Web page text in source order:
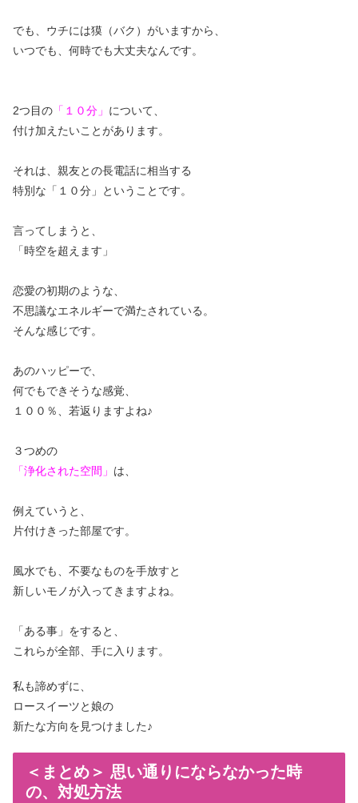
でも、ウチには獏（バク）がいますから、
いつでも、何時でも大丈夫なんです。
2つ目の 「１０分」 について、
付け加えたいことがあります。
それは、親友との長電話に相当する
特別な「１０分」ということです。
言ってしまうと、
「時空を超えます」
恋愛の初期のような、
不思議なエネルギーで満たされている。
そんな感じです。
あのハッピーで、
何でもできそうな感覚、
１００％、若返りますよね♪
３つめの
「浄化された空間」 は、
例えていうと、
片付けきった部屋です。
風水でも、不要なものを手放すと
新しいモノが入ってきますよね。
「ある事」をすると、
これらが全部、手に入ります。
私も諦めずに、
ロースイーツと娘の
新たな方向を見つけました♪
＜まとめ＞ 思い通りにならなかった時
の、対処方法